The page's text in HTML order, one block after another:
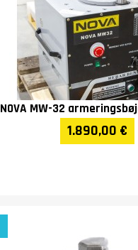
NOVA MW-32
1.890,00 €